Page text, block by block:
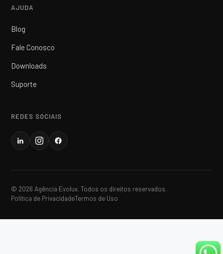
AJUDA
Blog
Fale Conosco
Downloads
Suporte
REDES SOCIAIS
© 2026 Agência Evolux. Todos os direitos reservados.
Política de PrivacidadeTermos de Uso